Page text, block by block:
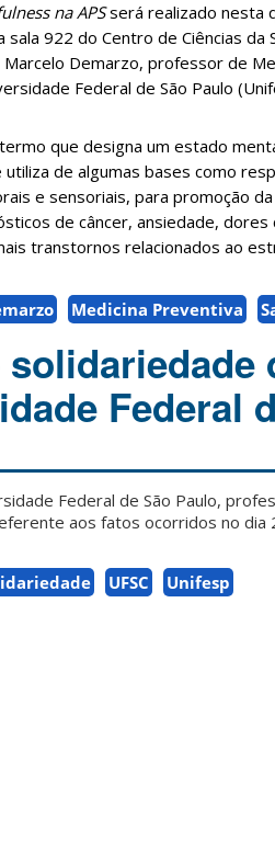
na APSserá realizado nesta
sala 922 do Centro de Ciências da
Marcelo Demarzo, professor de
Federal de São Paulo
que designa um estado
de algumas bases como
e sensoriais, para promoção
de câncer, ansiedade, dores
transtornos relacionados ao
Medicina Preventiva
solidariedade
Federal
Federal de São Paulo,
aos fatos ocorridos no dia
UFSC Unifesp